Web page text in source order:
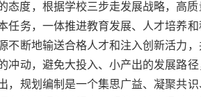
态度，根据学校三步走发展战略，高
任务，一体推进教育发展、人才培养
不断地输送合格人才和注入创新活力
冲动，避免大投入、小产出的发展路
，规划编制是一个集思广益、凝聚共